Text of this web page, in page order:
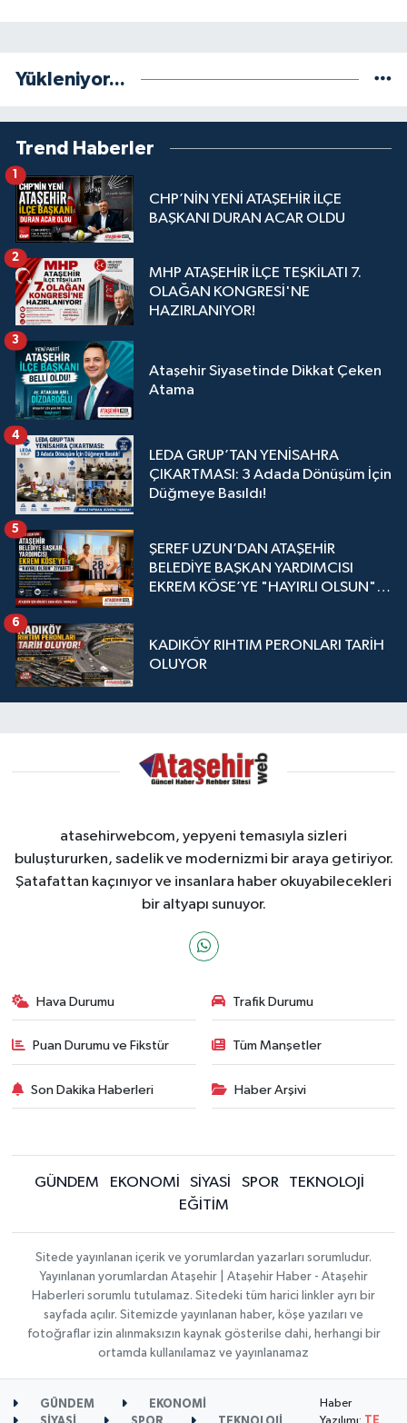
Yükleniyor...
Trend Haberler
CHP’NİN YENİ ATAŞEHİR İLÇE
BAŞKANI DURAN ACAR OLDU
MHP ATAŞEHİR İLÇE TEŞKİLATI 7.
OLAĞAN KONGRESİ'NE
HAZIRLANIYOR!
2
Ataşehir Siyasetinde Dikkat Çeken
Atama
3
LEDA GRUP’TAN YENİSAHRA
ÇIKARTMASI: 3 Adada Dönüşüm İçin
Düğmeye Basıldı!
4
ŞEREF UZUN’DAN ATAŞEHİR
BELEDİYE BAŞKAN YARDIMCISI
EKREM KÖSE’YE "HAYIRLI OLSUN"
5
KADIKÖY RIHTIM PERONLARI TARİH
OLUYOR
6
atasehirwebcom, yepyeni temasıyla sizleri
buluştururken, sadelik ve modernizmi bir araya getiriyor.
Şatafattan kaçınıyor ve insanlara haber okuyabilecekleri
bir altyapı sunuyor.
Hava Durumu Trafik Durumu
Puan Durumu ve Fikstür Tüm Manşetler
Son Dakika Haberleri Haber Arşivi
GÜNDEM EKONOMİ SİYASİ SPOR
TEKNOLOJİ
EĞİTİM
Sitede yayınlanan içerik ve yorumlardan yazarları sorumludur.
Yayınlanan yorumlardan Ataşehir | Ataşehir Haber - Ataşehir
Haberleri sorumlu tutulamaz. Sitedeki tüm harici linkler ayrı bir
sayfada açılır. Sitemizde yayınlanan haber, köşe yazıları ve
fotoğraflar izin alınmaksızın kaynak gösterilse dahi, herhangi bir
ortamda kullanılamaz ve yayınlanamaz
GÜNDEM
EKONOMİ
Haber